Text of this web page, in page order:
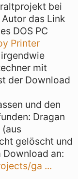
bei
das Link
DOS PC
Printer
mit
der Download
und den
Dragan
gelöscht und
an:
ga ...